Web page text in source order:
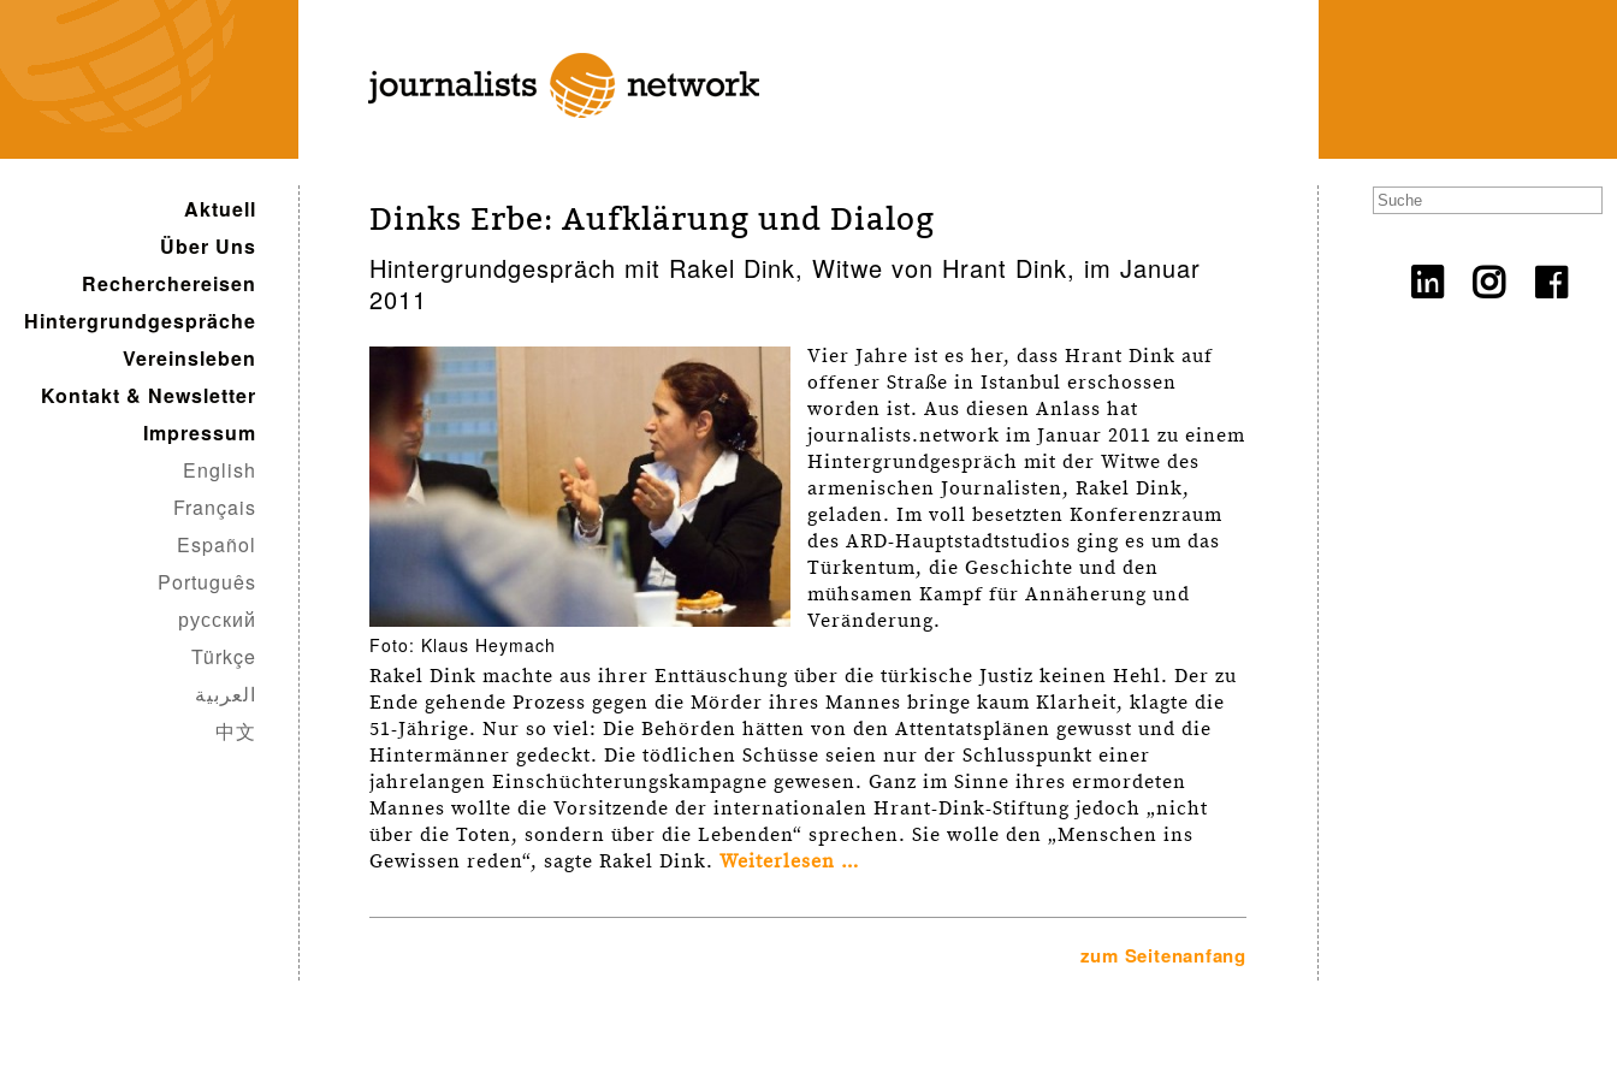
Aktuell
Über Uns
Recherchereisen
Hintergrundgespräche
Vereinsleben
Kontakt & Newsletter
Impressum
English
Français
Español
Português
русский
Türkçe
العربية
中文
Dinks Erbe: Aufklärung und Dialog
Hintergrundgespräch mit Rakel Dink, Witwe von Hrant Dink, im Januar
2011
Foto: Klaus Heymach
Vier Jahre ist es her, dass Hrant Dink auf
offener Straße in Istanbul erschossen
worden ist. Aus diesen Anlass hat
journalists.network im Januar 2011 zu einem
Hintergrundgespräch mit der Witwe des
armenischen Journalisten, Rakel Dink,
geladen. Im voll besetzten Konferenzraum
des ARD-Hauptstadtstudios ging es um das
Türkentum, die Geschichte und den
mühsamen Kampf für Annäherung und
Veränderung.
Rakel Dink machte aus ihrer Enttäuschung über die türkische Justiz keinen Hehl. Der zu
Ende gehende Prozess gegen die Mörder ihres Mannes bringe kaum Klarheit, klagte die
51-Jährige. Nur so viel: Die Behörden hätten von den Attentatsplänen gewusst und die
Hintermänner gedeckt. Die tödlichen Schüsse seien nur der Schlusspunkt einer
jahrelangen Einschüchterungskampagne gewesen. Ganz im Sinne ihres ermordeten
Mannes wollte die Vorsitzende der internationalen Hrant-Dink-Stiftung jedoch „nicht
über die Toten, sondern über die Lebenden“ sprechen. Sie wolle den „Menschen ins
Gewissen reden“, sagte Rakel Dink. Weiterlesen …
zum Seitenanfang